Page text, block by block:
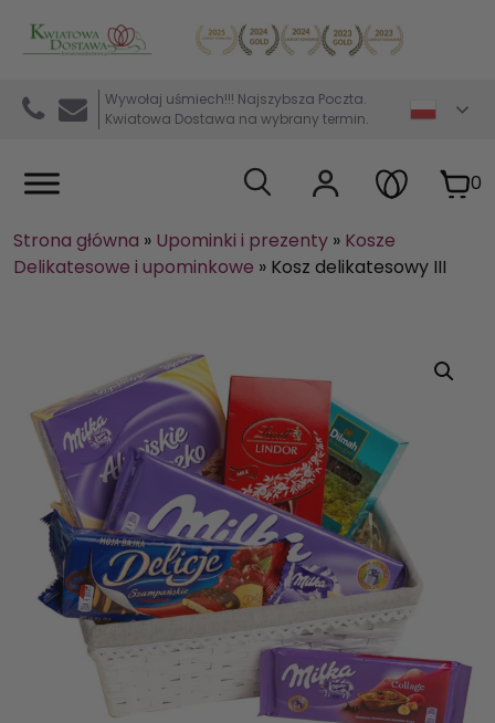
Kwiaciarnia internetowa Kwiatowa Dostawa
Wywołaj uśmiech!!! Najszybsza Poczta.
Kwiatowa Dostawa na wybrany termin.
0
Strona główna » Upominki i prezenty » Kosze
Delikatesowe i upominkowe » Kosz delikatesowy III